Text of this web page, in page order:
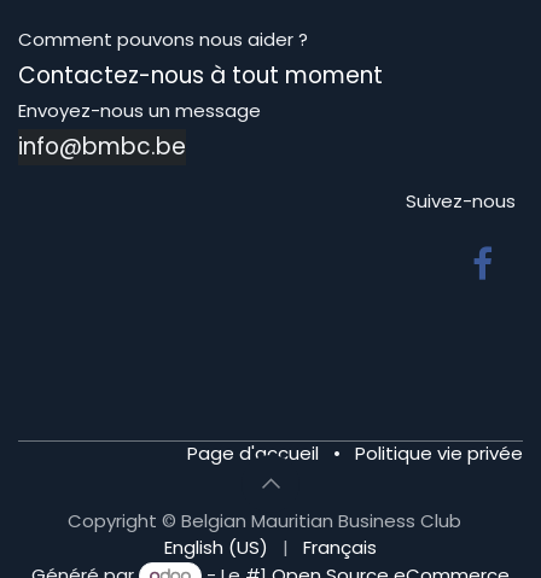
Comment pouvons nous aider ?
Contactez-nous à tout moment
Envoyez-nous un message
info@bmbc.be
Suivez-nous
Page d'accueil • Politique vie privée
Copyright © Belgian Mauritian Business Club
English (US)
|
Français